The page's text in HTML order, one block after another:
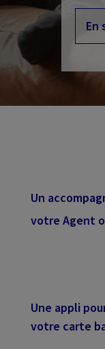
En
Un
votre Agent
Une appli
votre carte